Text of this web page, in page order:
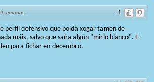
-1
semanas
perfil defensivo que poida xogar tamén de
máis, salvo que saíra algún "mirlo blanco". E
para fichar en decembro.